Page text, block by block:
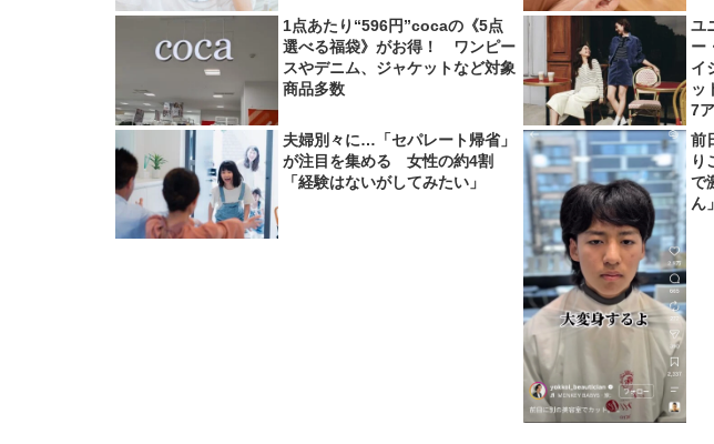
1点あたり“596円”cocaの《5点
選べる福袋》がお得！ ワンピー
スやデニム、ジャケットなど対象
商品多数
ユ
ー
イ
ッ
7
夫婦別々に…「セパレート帰省」
が注目を集める 女性の約4割
「経験はないがしてみたい」
前
り
で
ん